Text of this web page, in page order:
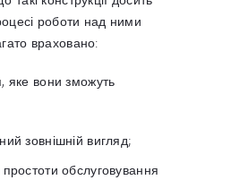
роботи над ними
враховано:
яке вони зможуть
зовнішній вигляд;
обслуговування